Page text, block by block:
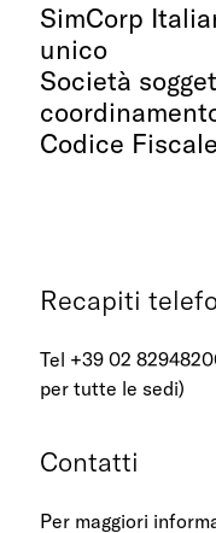
SimCorp
unico
Società
Codice
Recapiti
Tel +39 02
per tutte le sedi)
Contatti
Per maggiori